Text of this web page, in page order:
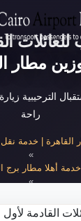
EN
خدمات المطار
مطار
الترحيبية زيارة
راحة
| خدمة نقل
أهلا مطار برج
»